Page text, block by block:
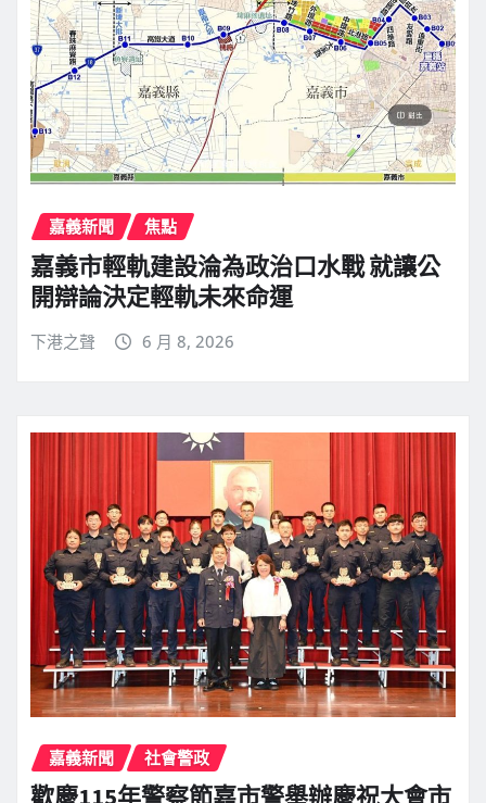
嘉義新聞 焦點
嘉義市輕軌建設淪為政治口水戰 就讓公
開辯論決定輕軌未來命運
下港之聲 6 月 8, 2026
嘉義新聞 社會警政
歡慶115年警察節嘉市警舉辦慶祝大會市